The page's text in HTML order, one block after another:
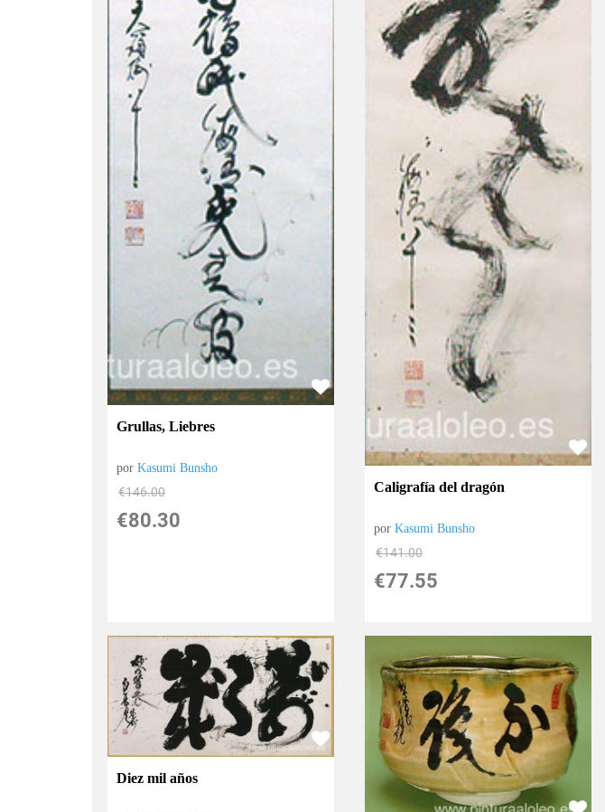
Grullas, Liebres
porKasumi Bunsho
€146.00
€80.30
Caligrafía del dragón
porKasumi Bunsho
€141.00
€77.55
Diez mil años